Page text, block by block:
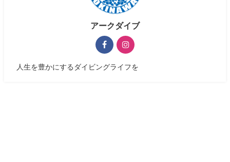
アークダイブ
人生を豊かにするダイビングライフを